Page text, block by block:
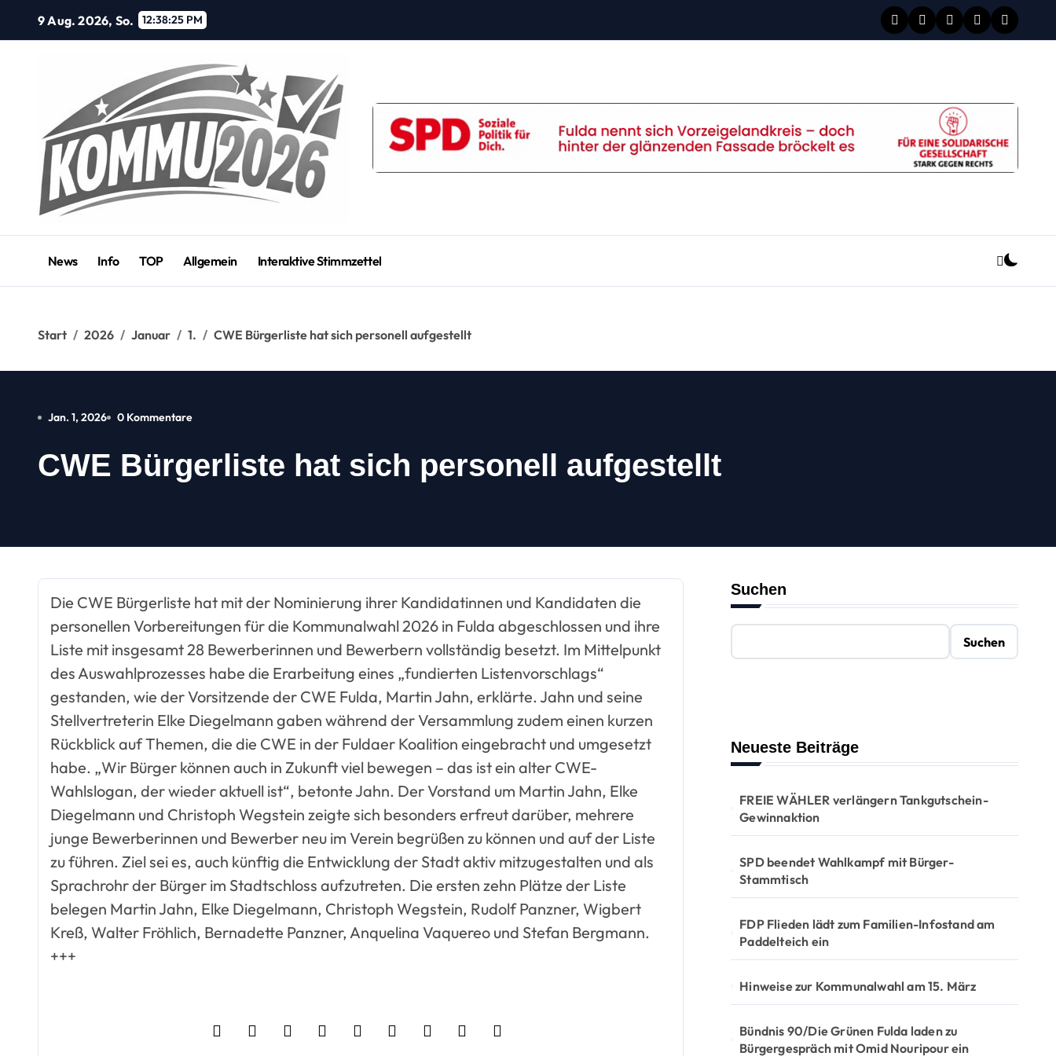
springen
9 Aug. 2026, So. 12:38:26 PM
News Info TOP Allgemein Interaktive Stimmzettel
Start 2026 Januar 1. CWE Bürgerliste hat sich personell aufgestellt
Jan. 1, 2026 0 Kommentare
CWE Bürgerliste hat sich personell aufgestellt
Die CWE Bürgerliste hat mit der Nominierung ihrer Kandidatinnen und Kandidaten die
personellen Vorbereitungen für die Kommunalwahl 2026 in Fulda abgeschlossen und ihre
Liste mit insgesamt 28 Bewerberinnen und Bewerbern vollständig besetzt. Im Mittelpunkt
des Auswahlprozesses habe die Erarbeitung eines „fundierten Listenvorschlags“
gestanden, wie der Vorsitzende der CWE Fulda, Martin Jahn, erklärte. Jahn und seine
Stellvertreterin Elke Diegelmann gaben während der Versammlung zudem einen kurzen
Rückblick auf Themen, die die CWE in der Fuldaer Koalition eingebracht und umgesetzt
habe. „Wir Bürger können auch in Zukunft viel bewegen – das ist ein alter CWE-
Wahlslogan, der wieder aktuell ist“, betonte Jahn. Der Vorstand um Martin Jahn, Elke
Diegelmann und Christoph Wegstein zeigte sich besonders erfreut darüber, mehrere
junge Bewerberinnen und Bewerber neu im Verein begrüßen zu können und auf der Liste
zu führen. Ziel sei es, auch künftig die Entwicklung der Stadt aktiv mitzugestalten und als
Sprachrohr der Bürger im Stadtschloss aufzutreten. Die ersten zehn Plätze der Liste
belegen Martin Jahn, Elke Diegelmann, Christoph Wegstein, Rudolf Panzner, Wigbert
Kreß, Walter Fröhlich, Bernadette Panzner, Anquelina Vaquereo und Stefan Bergmann.
+++
Suchen
Suchen
Neueste Beiträge
FREIE WÄHLER verlängern Tankgutschein-
Gewinnaktion
SPD beendet Wahlkampf mit Bürger-
Stammtisch
FDP Flieden lädt zum Familien-Infostand am
Paddelteich ein
Hinweise zur Kommunalwahl am 15. März
Bündnis 90/Die Grünen Fulda laden zu
Bürgergespräch mit Omid Nouripour ein